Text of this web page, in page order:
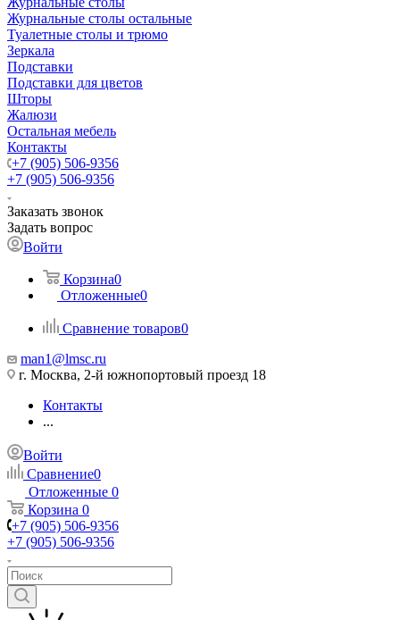
Журнальные столы остальные
Туалетные столы и трюмо
Зеркала
Подставки
Подставки для цветов
Шторы
Жалюзи
Остальная мебель
Контакты
+7 (905) 506-9356
+7 (905) 506-9356
Заказать звонок
Задать вопрос
Войти
Корзина0
Отложенные0
Сравнение товаров0
man1@lmsc.ru
г. Москва, 2-й южнопортовый проезд 18
Контакты
...
Войти
Сравнение0
Отложенные 0
Корзина 0
+7 (905) 506-9356
+7 (905) 506-9356